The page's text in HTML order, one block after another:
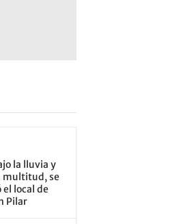
la lluvia y
multitud, se
local de
Pilar